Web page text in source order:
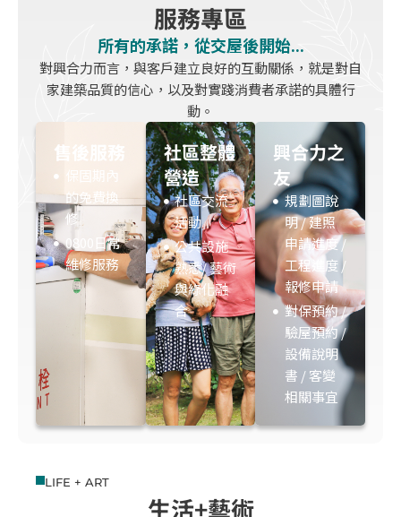
服務專區
所有的承諾，從交屋後開始...
對興合力而言，與客戶建立良好的互動關係，就是對自
家建築品質的信心，以及對實踐消費者承諾的具體行
動。
售後服務
保固期內
的免費換
修
0800日常
維修服務
社區整體
營造
社區交流
活動
公共設施
熟悉/ 藝術
與綠化融
合
興合力之
友
規劃圖說
明 / 建照
申請進度 /
工程進度 /
報修申請
對保預約 /
驗屋預約 /
設備說明
書 / 客變
相關事宜
LIFE + ART
生活+藝術